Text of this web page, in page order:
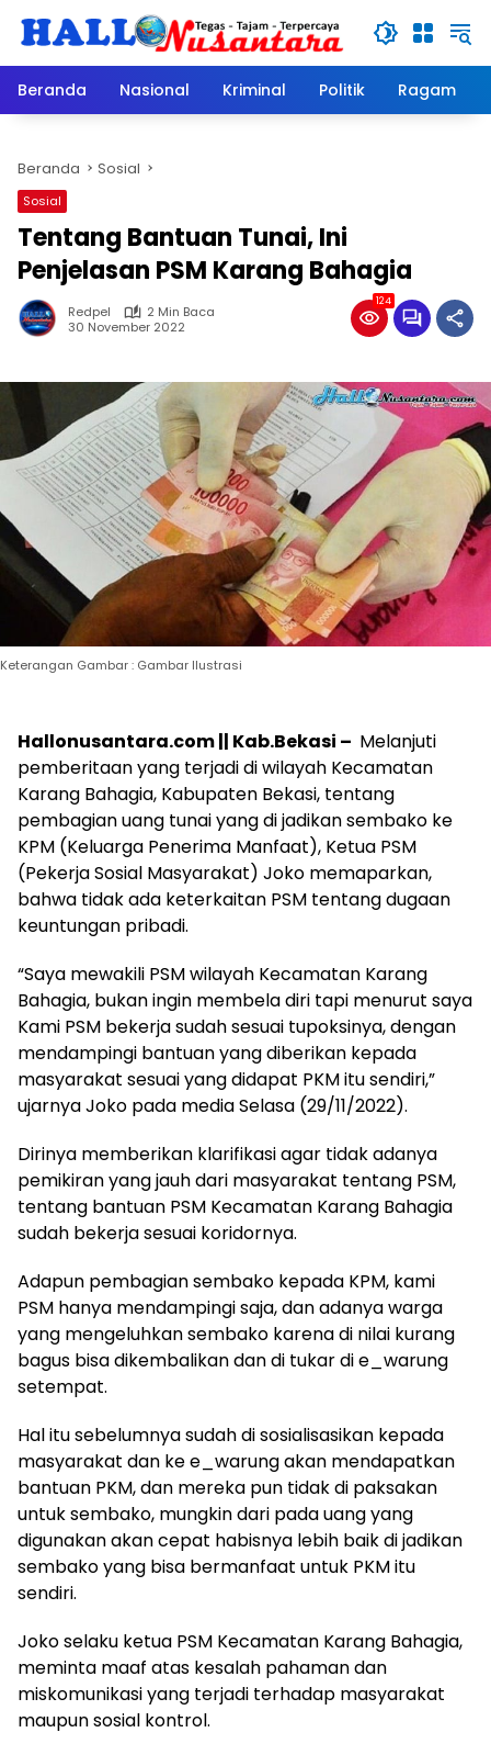
Beranda
Nasional Kriminal Politik Ragam
Beranda Sosial
Sosial
Tentang Bantuan Tunai, Ini
Penjelasan PSM Karang Bahagia
Redpel
2 Min Baca
30 November 2022
124
Keterangan Gambar : Gambar Ilustrasi
Hallonusantara.com || Kab.Bekasi – Melanjuti
pemberitaan yang terjadi di wilayah Kecamatan
Karang Bahagia, Kabupaten Bekasi, tentang
pembagian uang tunai yang di jadikan sembako ke
KPM (Keluarga Penerima Manfaat), Ketua PSM
(Pekerja Sosial Masyarakat) Joko memaparkan,
bahwa tidak ada keterkaitan PSM tentang dugaan
keuntungan pribadi.
“Saya mewakili PSM wilayah Kecamatan Karang
Bahagia, bukan ingin membela diri tapi menurut saya
Kami PSM bekerja sudah sesuai tupoksinya, dengan
mendampingi bantuan yang diberikan kepada
masyarakat sesuai yang didapat PKM itu sendiri,”
ujarnya Joko pada media Selasa (29/11/2022).
Dirinya memberikan klarifikasi agar tidak adanya
pemikiran yang jauh dari masyarakat tentang PSM,
tentang bantuan PSM Kecamatan Karang Bahagia
sudah bekerja sesuai koridornya.
Adapun pembagian sembako kepada KPM, kami
PSM hanya mendampingi saja, dan adanya warga
yang mengeluhkan sembako karena di nilai kurang
bagus bisa dikembalikan dan di tukar di e_warung
setempat.
Hal itu sebelumnya sudah di sosialisasikan kepada
masyarakat dan ke e_warung akan mendapatkan
bantuan PKM, dan mereka pun tidak di paksakan
untuk sembako, mungkin dari pada uang yang
digunakan akan cepat habisnya lebih baik di jadikan
sembako yang bisa bermanfaat untuk PKM itu
sendiri.
Joko selaku ketua PSM Kecamatan Karang Bahagia,
meminta maaf atas kesalah pahaman dan
miskomunikasi yang terjadi terhadap masyarakat
maupun sosial kontrol.